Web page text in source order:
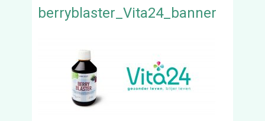
berryblaster_Vita24_banner